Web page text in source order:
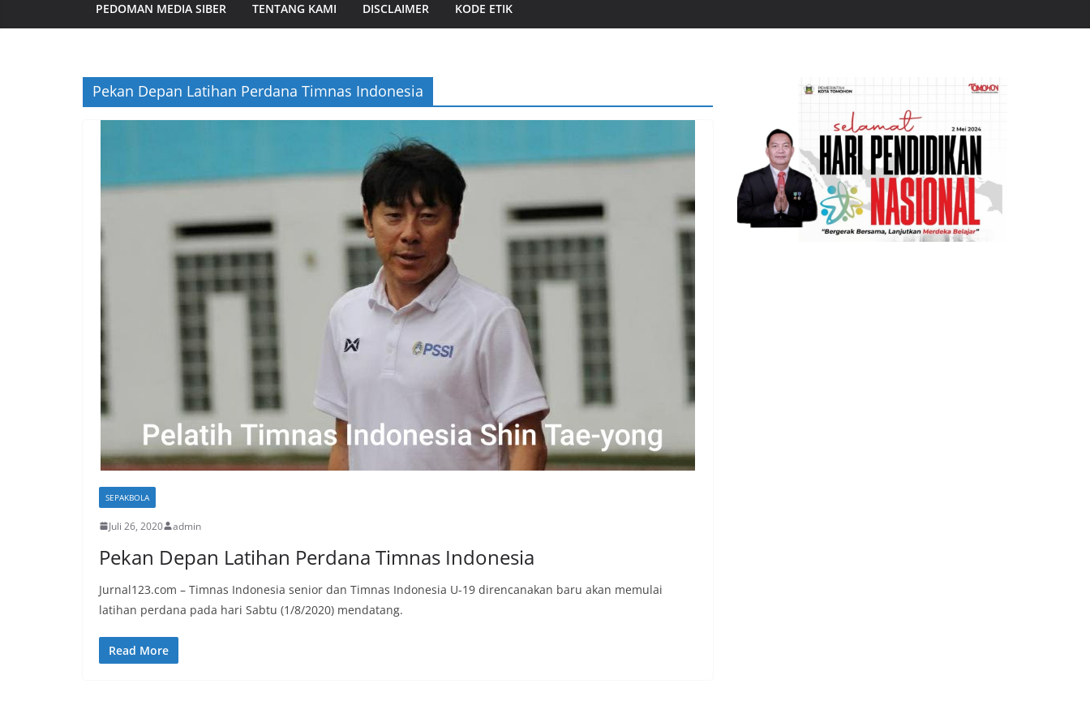
PEDOMAN MEDIA SIBER TENTANG KAMI DISCLAIMER KODE ETIK
Pekan Depan Latihan Perdana Timnas Indonesia
SEPAKBOLA
Juli 26, 2020 admin
Pekan Depan Latihan Perdana Timnas Indonesia
Jurnal123.com – Timnas Indonesia senior dan Timnas Indonesia U-19 direncanakan baru akan memulai
latihan perdana pada hari Sabtu (1/8/2020) mendatang.
Read More